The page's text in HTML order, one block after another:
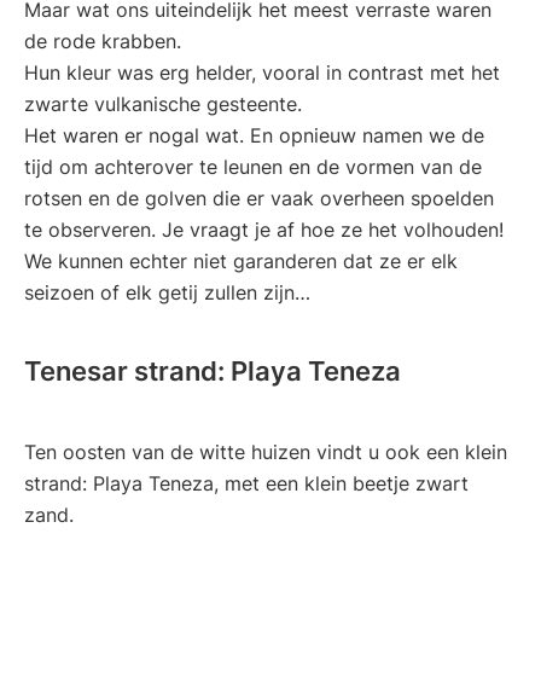
Maar wat ons uiteindelijk het meest verraste waren
de rode krabben.
Hun kleur was erg helder, vooral in contrast met het
zwarte vulkanische gesteente.
Het waren er nogal wat. En opnieuw namen we de
tijd om achterover te leunen en de vormen van de
rotsen en de golven die er vaak overheen spoelden
te observeren. Je vraagt je af hoe ze het volhouden!
We kunnen echter niet garanderen dat ze er elk
seizoen of elk getij zullen zijn…
Tenesar strand: Playa Teneza
Ten oosten van de witte huizen vindt u ook een klein
strand: Playa Teneza, met een klein beetje zwart
zand.